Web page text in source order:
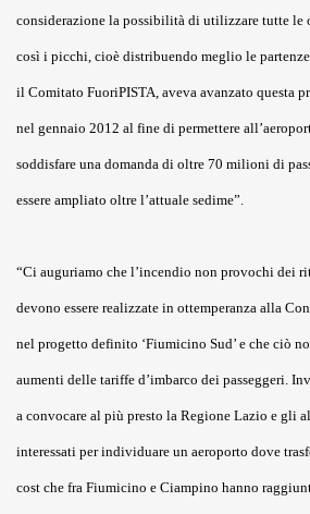
considerazione la possibilità di utilizzare tutte le
così i picchi, cioè distribuendo meglio le
il Comitato FuoriPISTA, aveva avanzato questa
nel gennaio 2012 al fine di permettere
soddisfare una domanda di oltre 70 milioni di
essere ampliato oltre l’attuale sedime”.
“Ci auguriamo che l’incendio non provochi dei
devono essere realizzate in ottemperanza alla
nel progetto definito ‘Fiumicino Sud’ e che ciò
aumenti delle tariffe d’imbarco dei passeggeri.
a convocare al più presto la Regione Lazio e gli
interessati per individuare un aeroporto dove
cost che fra Fiumicino e Ciampino hanno